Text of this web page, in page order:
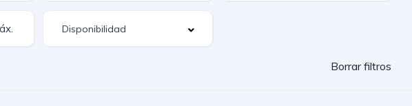
Borrar filtros